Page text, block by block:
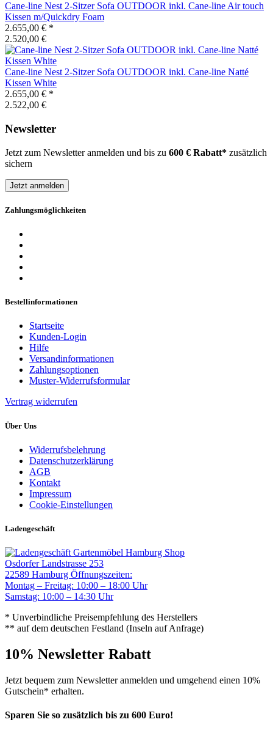
Cane-line Nest 2-Sitzer Sofa OUTDOOR inkl. Cane-line Air touch
Kissen m/Quickdry Foam
2.655,00 € *
2.520,00 €
Cane-line Nest 2-Sitzer Sofa OUTDOOR inkl. Cane-line Natté
Kissen White
2.655,00 € *
2.522,00 €
Newsletter
Jetzt zum Newsletter anmelden und bis zu 600 € Rabatt* zusätzlich
sichern
Jetzt anmelden
Zahlungsmöglichkeiten
Bestellinformationen
Startseite
Kunden-Login
Hilfe
Versandinformationen
Zahlungsoptionen
Muster-Widerrufsformular
Vertrag widerrufen
Über Uns
Widerrufsbelehrung
Datenschutzerklärung
AGB
Kontakt
Impressum
Cookie-Einstellungen
Ladengeschäft
Gartenmöbel Hamburg Shop
Osdorfer Landstrasse 253
22589 Hamburg Öffnungszeiten:
Montag – Freitag: 10:00 – 18:00 Uhr
Samstag: 10:00 – 14:30 Uhr
* Unverbindliche Preisempfehlung des Herstellers
** auf dem deutschen Festland (Inseln auf Anfrage)
10% Newsletter Rabatt
Jetzt bequem zum Newsletter anmelden und umgehend einen 10%
Gutschein* erhalten.
Sparen Sie so zusätzlich bis zu 600 Euro!